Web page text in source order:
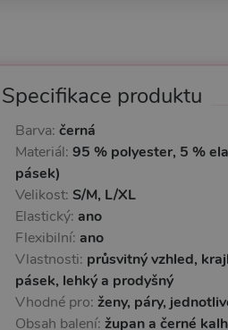
Specifikace produktu
Barva: černá
Materiál: 95 % polyester, 5 %
pásek)
Velikost: S/M, L/XL
Elastický: ano
Flexibilní: ano
Vlastnosti: průsvitný vzhled,
pásek, lehký a prodyšný
Vhodné pro: ženy, páry,
Obsah balení: župan a černé